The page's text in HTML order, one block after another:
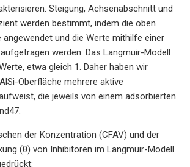
Steigung, Achsenabschnitt und
werden bestimmt, indem die oben
angewendet und die Werte mithilfe einer
werden. Das Langmuir-Modell
etwa gleich 1. Daher haben wir
Oberfläche mehrere aktive
die jeweils von einem adsorbierten
der Konzentration (CFAV) und der
(θ) von Inhibitoren im Langmuir-Modell